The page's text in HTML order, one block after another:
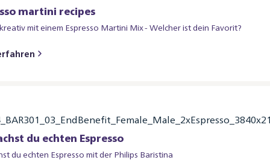
martini recipes
mit einem Espresso Martini Mix - Welcher ist dein Favorit?
du echten Espresso
du echten Espresso mit der Philips Baristina​​